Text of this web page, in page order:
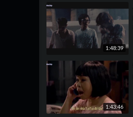
1:48:39
1:43:46